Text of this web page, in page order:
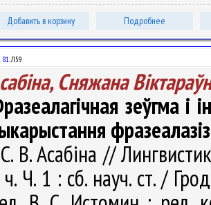
Добавить в корзину Подробнее
Л59
Сняжана
зеўгма
В. Асабіна //
Ч. 1 : сб. науч. ст. /